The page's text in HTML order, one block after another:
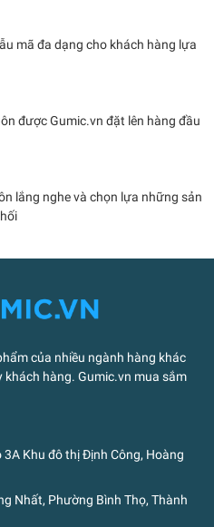
mã đa dạng cho khách hàng lựa
được Gumic.vn đặt lên hàng đầu
lắng nghe và chọn lựa những sản
của nhiều ngành hàng khác
hàng. Gumic.vn mua sắm
3A Khu đô thị Định Công, Hoàng
Nhất, Phường Bình Thọ, Thành